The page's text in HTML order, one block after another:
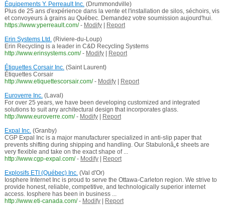
Équipements Y. Perreault Inc.(Drummondville)
Plus de 25 ans d'expérience dans la vente et l'installation de silos, séchoirs, vis
et convoyeurs à grains au Québec. Demandez votre soumission aujourd'hui.
https://www.yperreault.com/ - Modify|
Report
Erin Systems Ltd.(Riviere-du-Loup)
Erin Recycling is a leader in C&D Recycling Systems
http://www.erinsystems.com/ - Modify|
Report
Étiquettes Corsair Inc.(Saint Laurent)
Étiquettes Corsair
http://www.etiquettescorsair.com/ - Modify|
Report
Euroverre Inc.(Laval)
For over 25 years, we have been developing customized and integrated
solutions to suit any architectural design that incorporates glass.
http://www.euroverre.com/ - Modify|
Report
Expal Inc.(Granby)
CGP Expal Inc is a major manufacturer specialized in anti-slip paper that
prevents shifting during shipping and handling. Our Stabulonâ„¢ sheets are
very flexible and take on the exact shape of ...
http://www.cgp-expal.com/ - Modify|
Report
Explosifs ETI (Québec) Inc.(Val d'Or)
Iosphere Internet Inc is proud to serve the Ottawa-Carleton region. We strive to
provide honest, reliable, competitive, and technologically superior internet
access. Iosphere has been in business ...
http://www.eti-canada.com/ - Modify|
Report